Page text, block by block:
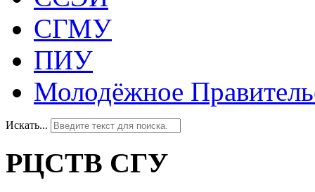
СГМУ
ПИУ
Молодёжное
Искать...
РЦСТВ СГУ